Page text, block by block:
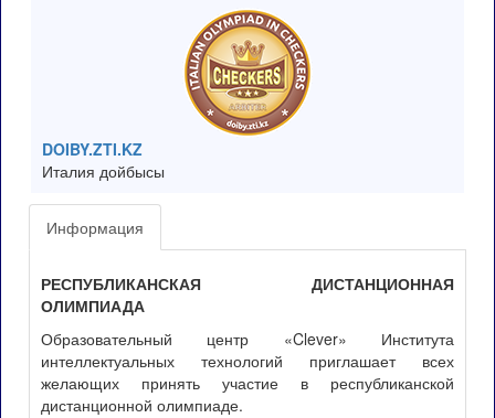
DOIBY.ZTI.KZ
Италия дойбысы
Информация
РЕСПУБЛИКАНСКАЯ ДИСТАНЦИОННАЯ
ОЛИМПИАДА
Образовательный центр «Clever» Института
интеллектуальных технологий приглашает всех
желающих принять участие в республиканской
дистанционной олимпиаде.